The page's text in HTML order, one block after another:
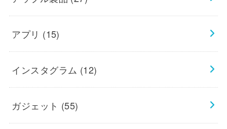
アプリ (15)
インスタグラム (12)
ガジェット (55)